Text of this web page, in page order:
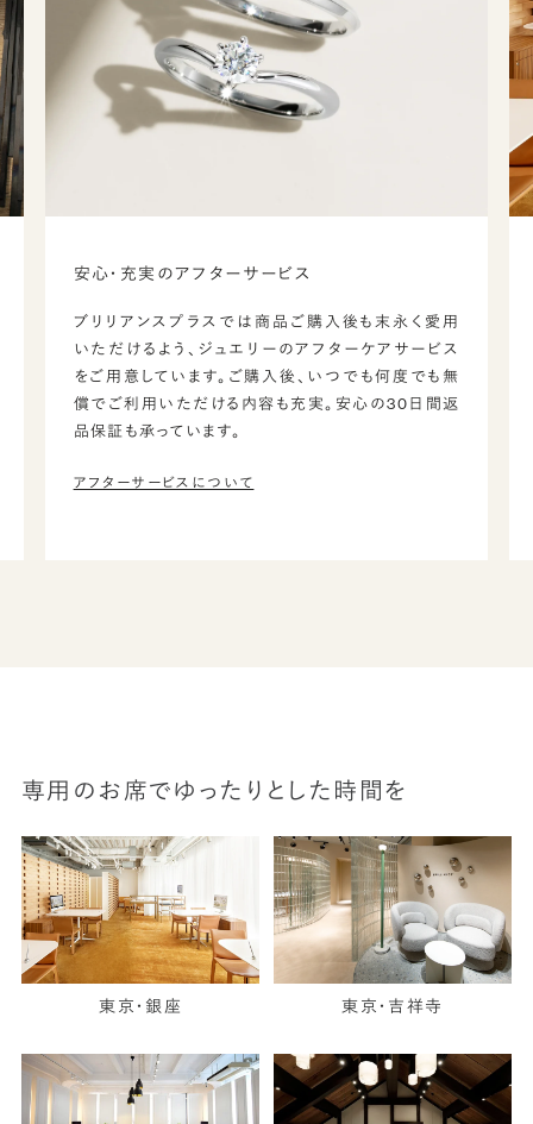
安心・充実のアフターサービス
ブリリアンスプラスでは商品ご購入後も末永く愛用
いただけるよう、ジュエリーのアフターケアサービス
をご用意しています。ご購入後、いつでも何度でも無
償でご利用いただける内容も充実。安心の30日間返
品保証も承っています。
アフターサービスについて
専用のお席でゆったりとした時間を
東京・銀座 東京・吉祥寺